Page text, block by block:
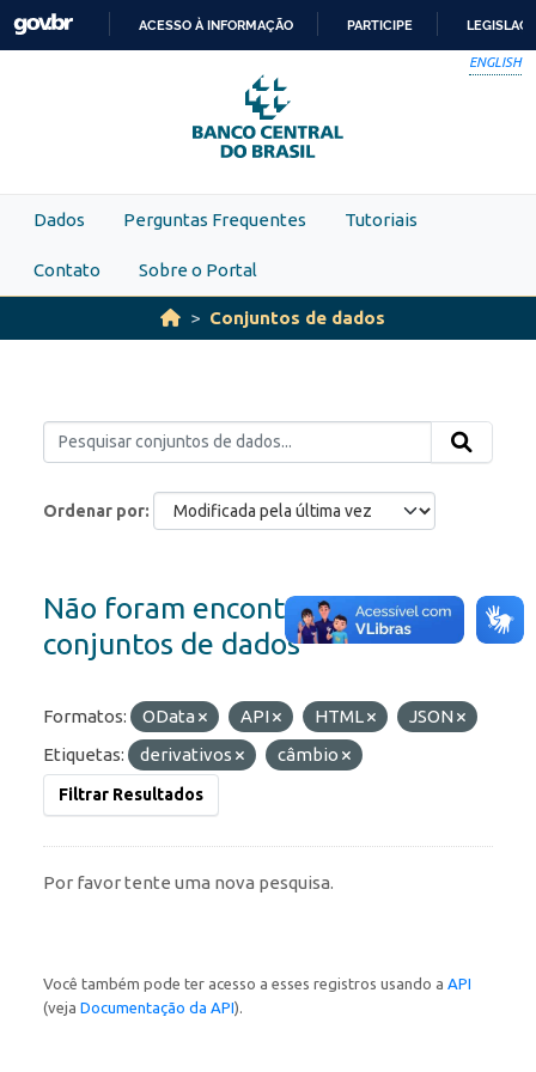
Skip to main content
PARA
O
CONTEÚDO
ACESSO À INFORMAÇÃO PARTICIPE
ENGLISH
Dados Perguntas Frequentes Tutoriais
Contato Sobre o Portal
Conjuntos de dados
Ordenar por
Não foram encontrados
conjuntos de dados
Formatos: OData API HTML
JSON
Etiquetas:
derivativos câmbio
Filtrar Resultados
Por favor tente uma nova pesquisa.
Você também pode ter acesso a esses registros usando a API
(veja Documentação da API).